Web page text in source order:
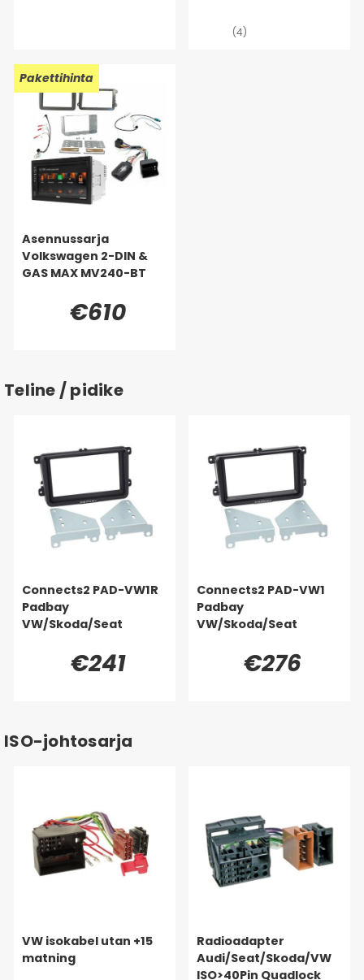
(4)
Pakettihinta
Asennussarja
Volkswagen 2-DIN &
GAS MAX MV240-BT
€610
Teline / pidike
Connects2 PAD-VW1R
Padbay
VW/Skoda/Seat
€241
Connects2 PAD-VW1
Padbay
VW/Skoda/Seat
€276
ISO-johtosarja
VW isokabel utan +15
matning
Radioadapter
Audi/Seat/Skoda/VW
ISO>40Pin Quadlock